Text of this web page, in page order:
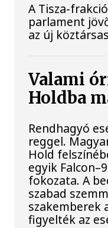
A Tisza-
parlament
az új
Valami
Holdba
Rendhagyó
reggel.
Hold
egyik
fokozata. A
szabad
szakemberek
figyelték az